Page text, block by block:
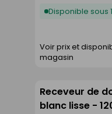
Disponible sous
Voir prix et
magasin
Receveur de
blanc lisse -